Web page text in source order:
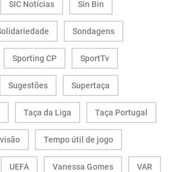
SIC Notícias Sin Bin
Sondagens
Sporting CP SportTv
Sugestões Supertaça
Taça da Liga Taça Portugal
Tempo útil de jogo
UEFA Vanessa Gomes VAR